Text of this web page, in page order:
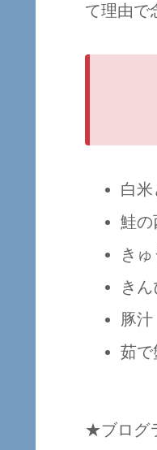
て理由で
白米
鮭の
き
き
豚汁
茹で
★ブログ